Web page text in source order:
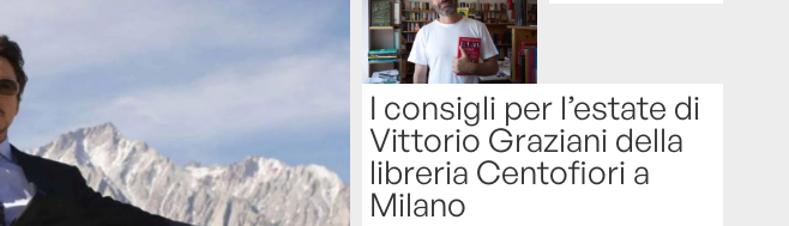
I consigli per l’estate di
Vittorio Graziani della
libreria Centofiori a
Milano